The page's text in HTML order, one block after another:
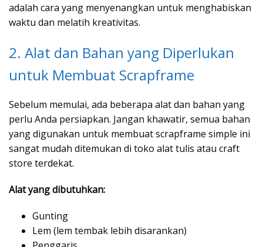
adalah cara yang menyenangkan untuk menghabiskan
waktu dan melatih kreativitas.
2. Alat dan Bahan yang Diperlukan
untuk Membuat Scrapframe
Sebelum memulai, ada beberapa alat dan bahan yang
perlu Anda persiapkan. Jangan khawatir, semua bahan
yang digunakan untuk membuat scrapframe simple ini
sangat mudah ditemukan di toko alat tulis atau craft
store terdekat.
Alat yang dibutuhkan:
Gunting
Lem (lem tembak lebih disarankan)